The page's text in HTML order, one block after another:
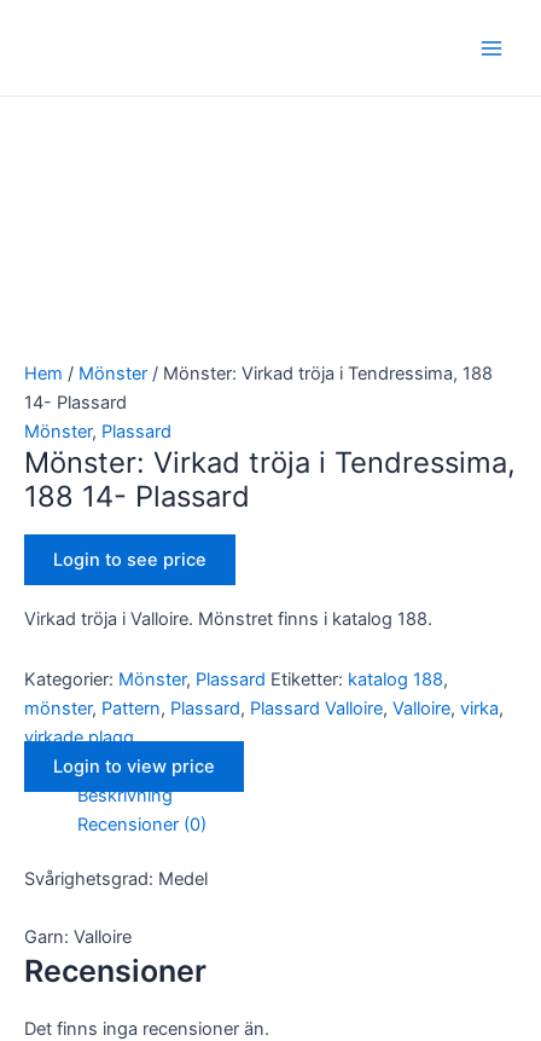
Hem / Mönster / Mönster: Virkad tröja i Tendressima, 188
14- Plassard
Mönster, Plassard
Mönster: Virkad tröja i Tendressima,
188 14- Plassard
Login to see price
Virkad tröja i Valloire. Mönstret finns i katalog 188.
Kategorier: Mönster, Plassard Etiketter: katalog 188,
mönster, Pattern, Plassard, Plassard Valloire, Valloire, virka,
virkade plagg
Login to view price
Beskrivning
Recensioner (0)
Svårighetsgrad: Medel
Garn: Valloire
Recensioner
Det finns inga recensioner än.